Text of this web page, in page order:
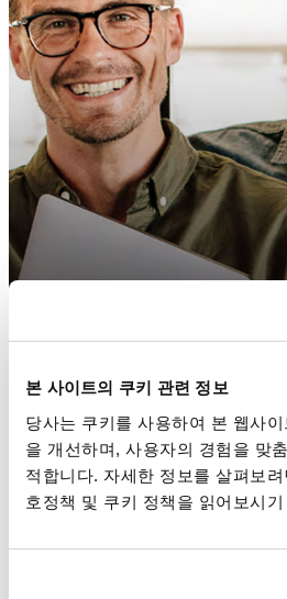
본 사이트의 쿠키 관련 정보
당사는 쿠키를 사용하여 본 웹사
을 개선하며, 사용자의 경험을 맞
적합니다. 자세한 정보를 살펴보
호정책 및 쿠키 정책을 읽어보시